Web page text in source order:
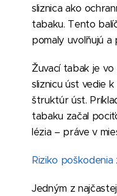
sliznica ako
tabaku. Tento
pomaly uvoľňujú a
Žuvací tabak je
sliznicu úst vedie
štruktúr úst.
tabaku začal
lézia – práve v
Riziko
Jedným z